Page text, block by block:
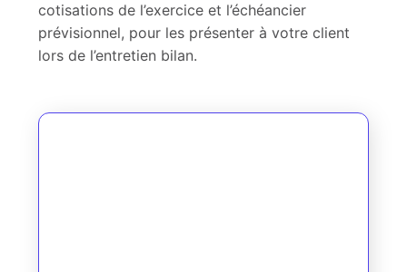
cotisations de l’exercice et l’échéancier
prévisionnel, pour les présenter à votre client
lors de l’entretien bilan.